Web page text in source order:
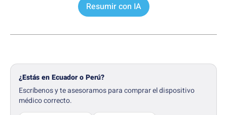
Resumir con IA
¿Estás en Ecuador o Perú?
Escríbenos y te asesoramos para comprar el dispositivo
médico correcto.